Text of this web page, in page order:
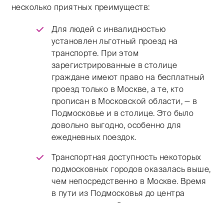
несколько приятных преимуществ:
Для людей с инвалидностью
установлен льготный проезд на
транспорте. При этом
зарегистрированные в столице
граждане имеют право на бесплатный
проезд только в Москве, а те, кто
прописан в Московской области, — в
Подмосковье и в столице. Это было
довольно выгодно, особенно для
ежедневных поездок.
Транспортная доступность некоторых
подмосковных городов оказалась выше,
чем непосредственно в Москве. Время
в пути из Подмосковья до центра